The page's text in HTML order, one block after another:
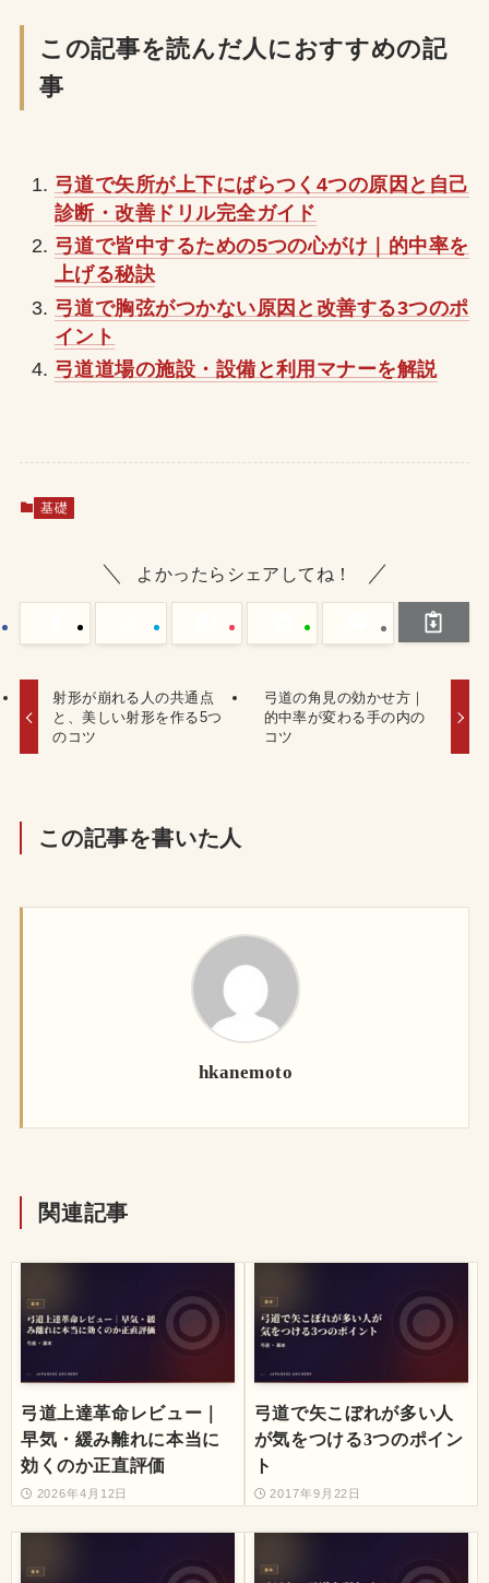
この記事を読んだ人におすすめの記
事
弓道で矢所が上下にばらつく4つの原因と自己
診断・改善ドリル完全ガイド
弓道で皆中するための5つの心がけ｜的中率を
上げる秘訣
弓道で胸弦がつかない原因と改善する3つのポ
イント
弓道道場の施設・設備と利用マナーを解説
基礎
よかったらシェアしてね！
射形が崩れる人の共通点
と、美しい射形を作る5つ
のコツ
弓道の角見の効かせ方｜
的中率が変わる手の内の
コツ
この記事を書いた人
hkanemoto
関連記事
弓道上達革命レビュー｜
早気・緩み離れに本当に
効くのか正直評価
2026年4月12日
弓道で矢こぼれが多い人
が気をつける3つのポイン
ト
2017年9月22日